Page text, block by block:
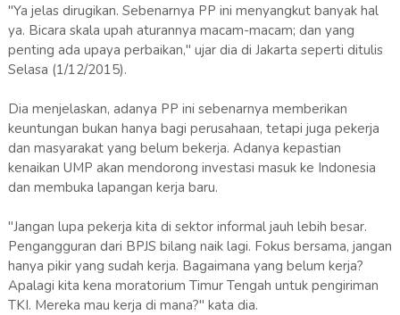
"Ya jelas dirugikan. Sebenarnya PP ini menyangkut banyak hal
ya. Bicara skala upah aturannya macam-macam; dan yang
penting ada upaya perbaikan," ujar dia di Jakarta seperti ditulis
Selasa (1/12/2015).
Dia menjelaskan, adanya PP ini sebenarnya memberikan
keuntungan bukan hanya bagi perusahaan, tetapi juga pekerja
dan masyarakat yang belum bekerja. Adanya kepastian
kenaikan UMP akan mendorong investasi masuk ke Indonesia
dan membuka lapangan kerja baru.
"Jangan lupa pekerja kita di sektor informal jauh lebih besar.
Pengangguran dari BPJS bilang naik lagi. Fokus bersama, jangan
hanya pikir yang sudah kerja. Bagaimana yang belum kerja?
Apalagi kita kena moratorium Timur Tengah untuk pengiriman
TKI. Mereka mau kerja di mana‬?" kata dia.